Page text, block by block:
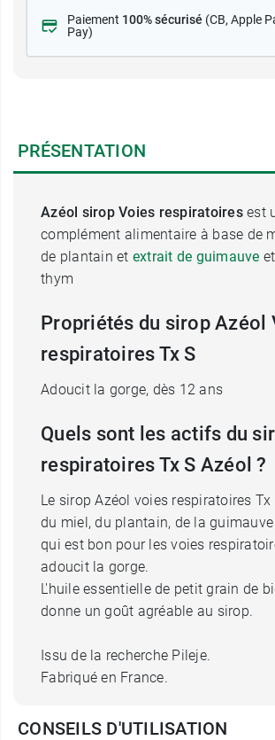
Paiement 100% sécurisé (CB, Apple
Pay)
PRÉSENTATION
Azéol sirop Voies respiratoiresest
complément alimentaire à base de
de plantain et extrait de guimauve
thym
Propriétés du sirop Azéol
respiratoires Tx S
Adoucit la gorge, dès 12 ans
Quels sont les actifs du
respiratoires Tx S Azéol ?
Le sirop Azéol voies respiratoires
du miel, du plantain, de la
qui est bon pour les voies
adoucit la gorge.
L'huile essentielle de petit grain de
donne un goût agréable au sirop.
Issu de la recherche Pileje.
Fabriqué en France.
15 doses de 5 ml
CONSEILS D'UTILISATION